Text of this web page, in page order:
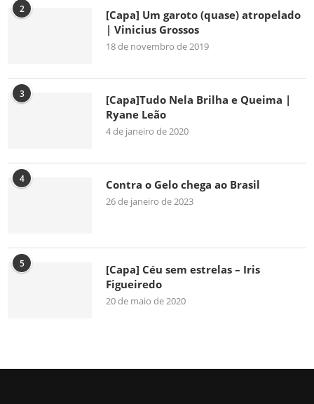
2
[Capa] Um garoto (quase) atropelado
| Vinicius Grossos
18 de novembro de 2019
3
[Capa]Tudo Nela Brilha e Queima |
Ryane Leão
4 de janeiro de 2020
4 Contra o Gelo chega ao Brasil
26 de janeiro de 2023
5
[Capa] Céu sem estrelas – Iris
Figueiredo
20 de maio de 2020